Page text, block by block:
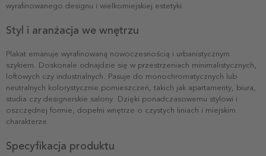
wyrafinowanego designu i wielkomiejskiej estetyki.
Styl i aranżacja we wnętrzu
Plakat emanuje wyrafinowaną nowoczesnością i urbanistycznym
szykiem. Doskonale odnajdzie się w przestrzeniach minimalistycznych,
loftowych czy industrialnych. Pasuje do monochromatycznych lub
neutralnych kolorystycznie pomieszczeń, takich jak apartamenty, biura,
studia czy designerskie salony. Dzięki ponadczasowemu stylowi i
oszczędnej formie, dopełni wnętrze o czystych liniach i miejskim
charakterze.
Specyfikacja produktu